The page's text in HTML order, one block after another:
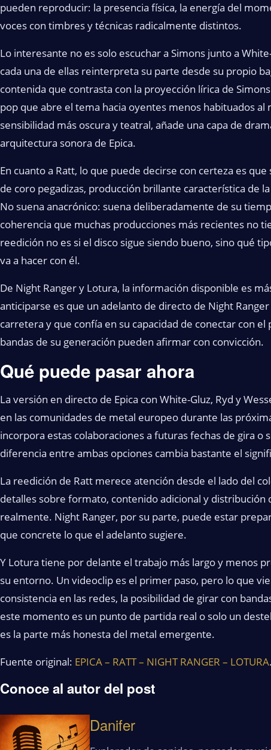
pueden reproducir: la presencia física, la energía del
voces con timbres y técnicas radicalmente distintos.
Lo interesante no es solo escuchar a Simons junto a
cada una de ellas reinterpreta su parte desde su propio
contenida que contrasta con la proyección lírica de
pop que abre el tema hacia oyentes menos habituados al
sensibilidad más oscura y teatral, añade una capa de
arquitectura sonora de Epica.
En cuanto a Ratt, lo que puede decirse con certeza es
de coro pegadizas, producción brillante característica de
No suena anacrónico: suena deliberadamente de su
coherencia que muchas producciones más recientes no
reedición no es si el disco sigue siendo bueno, sino qué
va a hacer con él.
De Night Ranger y Lotura, la información disponible es
anticiparse es que un adelanto de directo de Night
carretera y que confía en su capacidad de conectar con
bandas de su generación pueden afirmar con convicción.
Qué puede pasar ahora
La versión en directo de Epica con White-Gluz, Ryd y
en las comunidades de metal europeo durante las
incorpora estas colaboraciones a futuras fechas de gira o
diferencia entre ambas opciones cambia bastante el
La reedición de Ratt merece atención desde el lado del
detalles sobre formato, contenido adicional y distribución
realmente. Night Ranger, por su parte, puede estar
que concrete lo que el adelanto sugiere.
Y Lotura tiene por delante el trabajo más largo y menos
su entorno. Un videoclip es el primer paso, pero lo que
consistencia en las redes, la posibilidad de girar con
este momento es un punto de partida real o solo un
es la parte más honesta del metal emergente.
Fuente original: EPICA – RATT – NIGHT RANGER – LOTURA.
Conoce al autor del post
Danifer